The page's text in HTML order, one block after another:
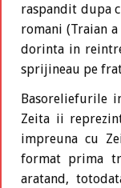
raspandit dupa
romani (Traian
dorinta in
sprijineau pe
Basoreliefurile
Zeita ii
impreuna cu
format prima
aratand,